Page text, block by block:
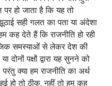
हो जाता है कि यह तो
सही गलत का पता या अंदेशा
कह देते हैं कि राजनीति हो रही
समस्याओं से लेकर देश की
दोनों पक्षों द्वारा यह सुनने को
परंतु क्या हम राजनीति का अर्थ
हो तो ठीक, नहीं तो हम कह